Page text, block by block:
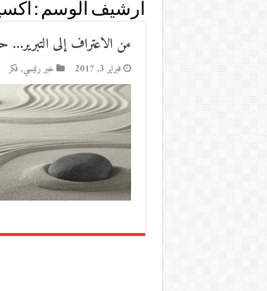
أرشيف الوسم :
من الاعتراف إلى
فبراير 3, 2017 خبر رئيسي, فكر